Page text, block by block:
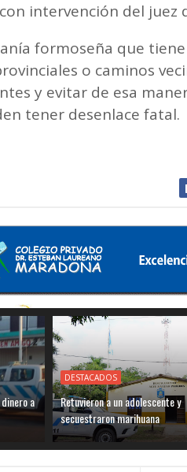
intervención del juez
formoseña que
o caminos
y evitar de esa
tener desenlace fatal.
a
DESTACADOS
Retuvieron a un adolescente y
secuestraron marihuana